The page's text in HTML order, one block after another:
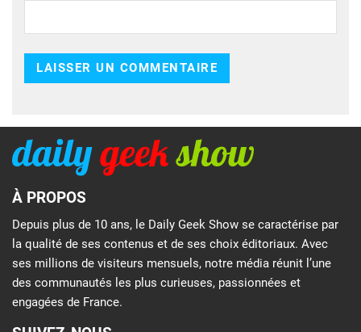
À PROPOS
Depuis plus de 10 ans, le Daily Geek Show se caractérise par
la qualité de ses contenus et de ses choix éditoriaux. Avec
ses millions de visiteurs mensuels, notre média réunit l’une
des communautés les plus curieuses, passionnées et
engagées de France.